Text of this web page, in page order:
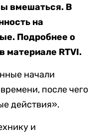
вмешаться. В
на
Подробнее о
материале RTVI.
начали
после чего
действия».
и